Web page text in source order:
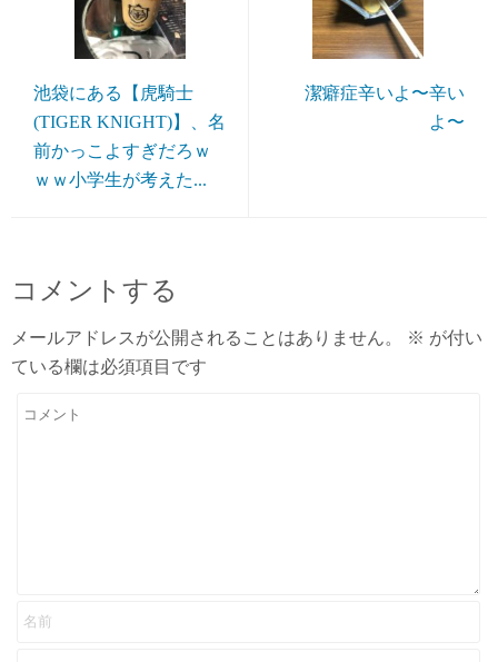
池袋にある【虎騎士
(TIGER KNIGHT)】、名
前かっこよすぎだろｗ
ｗｗ小学生が考えた...
潔癖症辛いよ〜辛い
よ〜
コメントする
メールアドレスが公開されることはありません。 ※ が付い
ている欄は必須項目です